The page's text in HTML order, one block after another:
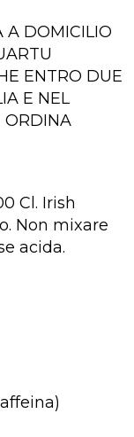
A DOMICILIO
ENTRO DUE
E NEL
ORDINA
Cl. Irish
Non mixare
acida.